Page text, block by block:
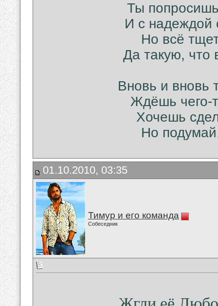
Ты
И с надеждой
Но всё
Да такую, что
Вновь и вновь
Ждёшь чего-
Хочешь
Но
01.10.2010, 03:35
Тимур и его команда
Собеседник